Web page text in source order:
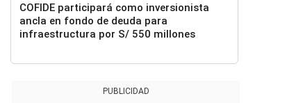
COFIDE participará como inversionista
ancla en fondo de deuda para
infraestructura por S/ 550 millones
PUBLICIDAD